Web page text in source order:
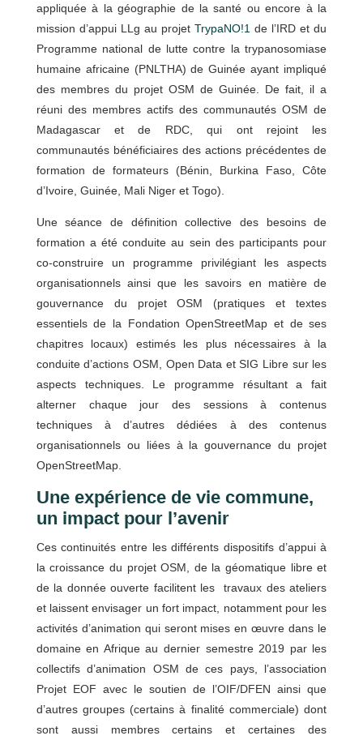
appliquée à la géographie de la santé ou encore à la
mission d’appui LLg au projetTrypaNO!1 de l’IRD et du
Programme national de lutte contre la trypanosomiase
humaine africaine (PNLTHA) de Guinée ayant impliqué
des membres du projet OSM de Guinée. De fait, il a
réuni des membres actifs des communautés OSM de
Madagascar et de RDC, qui ont rejoint les
communautés bénéficiaires des actions précédentes de
formation de formateurs (Bénin, Burkina Faso, Côte
d’Ivoire, Guinée, Mali Niger et Togo).
Une séance de définition collective des besoins de
formation a été conduite au sein des participants pour
co-construire un programme privilégiant les aspects
organisationnels ainsi que les savoirs en matière de
gouvernance du projet OSM (pratiques et textes
essentiels de la Fondation OpenStreetMap et de ses
chapitres locaux) estimés les plus nécessaires à la
conduite d’actions OSM, Open Data et SIG Libre sur les
aspects techniques. Le programme résultant a fait
alterner chaque jour des sessions à contenus
techniques à d’autres dédiées à des contenus
organisationnels ou liées à la gouvernance du projet
OpenStreetMap.
Une expérience de vie commune,
un impact pour l’avenir
Ces continuités entre les différents dispositifs d’appui à
la croissance du projet OSM, de la géomatique libre et
de la donnée ouverte facilitent les travaux des ateliers
et laissent envisager un fort impact, notamment pour les
activités d’animation qui seront mises en œuvre dans le
domaine en Afrique au dernier semestre 2019 par les
collectifs d’animation OSM de ces pays, l’association
Projet EOF avec le soutien de l’OIF/DFEN ainsi que
d’autres groupes (certains à finalité commerciale) dont
sont aussi membres certains et certaines des